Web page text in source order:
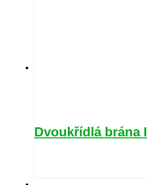
Dvoukřídlá brána